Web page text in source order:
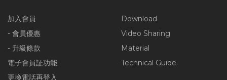
加入會員
- 會員優惠
- 升級條款
電子會員証功能
更換電話再登入
Download
Video Sharing
Material
Technical Guide